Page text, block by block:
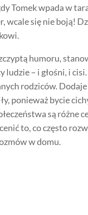
Tomek wpada w
wcale się nie boją!
humoru,
– i głośni, i
rodziców.
ponieważ bycie
są różne
to, co często
w domu.